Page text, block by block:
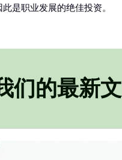
是职业发展的绝佳投资。
们的最新文